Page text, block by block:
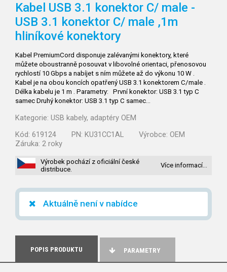
Kabel USB 3.1 konektor C/ male -
USB 3.1 konektor C/ male ,1m
hliníkové konektory
Kabel PremiumCord disponuje zalévanými konektory, které
můžete oboustranně posouvat v libovolné orientaci, přenosovou
rychlostí 10 Gbps a nabíjet s ním můžete až do výkonu 10 W .
Kabel je na obou koncích opatřený USB 3.1 konektorem C/male .
Délka kabelu je 1 m . Parametry: První konektor: USB 3.1 typ C
samec Druhý konektor: USB 3.1 typ C samec…
Kategorie: USB kabely, adaptéry OEM
Kód: 619124 PN: KU31CC1AL Výrobce: OEM
Záruka: 2 roky
Výrobek pochází z oficiální české
distribuce.
Více informací…
Aktuálně není v nabídce
POPIS PRODUKTU PARAMETRY